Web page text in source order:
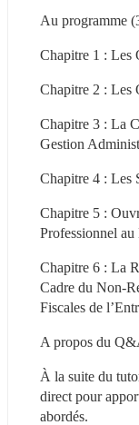
Au programme
Chapitre 1 : Les
Chapitre 2 : Les
Chapitre 3 : La
Gestion
Chapitre 4 : Les
Chapitre 5 :
Professionnel
Chapitre 6 : La
Cadre du Non-
Fiscales de
A propos du
À la suite du
direct pour
abordés.